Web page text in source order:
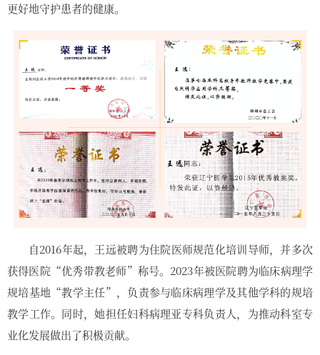
更好地守护患者的健康。
自2016年起，王远被聘为住院医师规范化培训导师，并多次
获得医院“优秀带教老师”称号。2023年被医院聘为临床病理学
规培基地“教学主任”，负责参与临床病理学及其他学科的规培
教学工作。同时，她担任妇科病理亚专科负责人，为推动科室专
业化发展做出了积极贡献。